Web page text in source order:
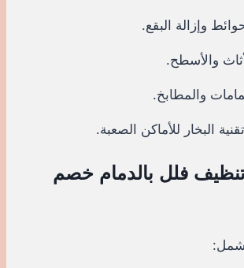
وإزالة البقع.
والأسطح.
والمطابخ.
البخار للأماكن الصعبة.
تنظيف فلل بالدمام خصم